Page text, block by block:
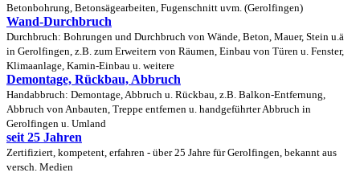
Betonbohrung, Betonsägearbeiten, Fugenschnitt uvm. (Gerolfingen)
Wand-Durchbruch
Durchbruch: Bohrungen und Durchbruch von Wände, Beton, Mauer, Stein u.ä
in Gerolfingen, z.B. zum Erweitern von Räumen, Einbau von Türen u. Fenster,
Klimaanlage, Kamin-Einbau u. weitere
Demontage, Rückbau, Abbruch
Handabbruch: Demontage, Abbruch u. Rückbau, z.B. Balkon-Entfernung,
Abbruch von Anbauten, Treppe entfernen u. handgeführter Abbruch in
Gerolfingen u. Umland
seit 25 Jahren
Zertifiziert, kompetent, erfahren - über 25 Jahre für Gerolfingen, bekannt aus
versch. Medien